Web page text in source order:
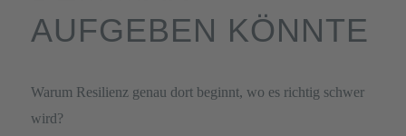
AUFGEBEN KÖNNTE
Warum Resilienz genau dort beginnt, wo es richtig schwer
wird?